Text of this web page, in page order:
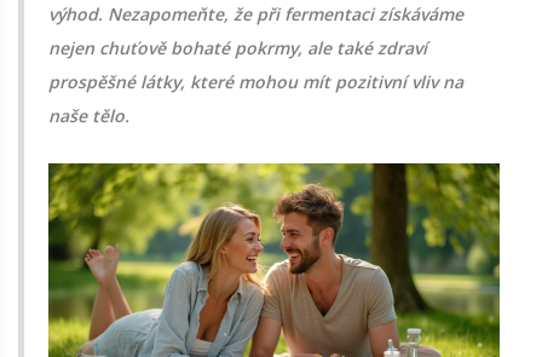
výhod. Nezapomeňte, že při fermentaci získáváme
nejen chuťově bohaté pokrmy, ale také zdraví
prospěšné látky, které mohou mít pozitivní vliv na
naše tělo.